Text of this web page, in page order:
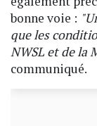
bonne voie :
que les
NWSL et de la
communiqué.